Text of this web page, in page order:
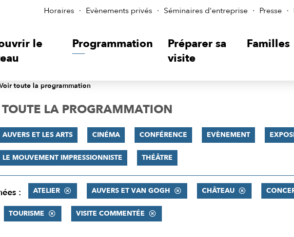
Horaires Evènements privés Séminaires d'entreprise Presse
le
Programmation
Préparer sa
visite
Familles
toute la programmation
LA PROGRAMMATION
AUVERS ET LES ARTS CINÉMA CONFÉRENCE EVÈNEMENT
LE MOUVEMENT IMPRESSIONNISTE THÉÂTRE
: ATELIER AUVERS ET VAN GOGH CHÂTEAU
TOURISME VISITE COMMENTÉE